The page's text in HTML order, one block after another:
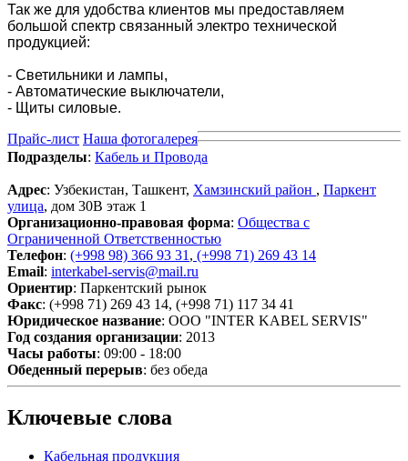
Так же для удобства клиентов мы предоставляем
большой спектр связанный электро технической
продукцией:
- Светильники и лампы,
- Автоматические выключатели,
- Щиты силовые.
Прайс-лист Наша фотогалерея
Подразделы: Кабель и Провода
Адрес: Узбекистан, Ташкент, Хамзинский район , Паркент
улица, дом 30B этаж 1
Организационно-правовая форма: Общества с
Ограниченной Ответственностью
Телефон: (+998 98) 366 93 31 , (+998 71) 269 43 14
Email: interkabel-servis@mail.ru
Ориентир: Паркентский рынок
Факс: (+998 71) 269 43 14, (+998 71) 117 34 41
Юридическое название: OOO "INTER KABEL SERVIS"
Год создания организации: 2013
Часы работы: 09:00 - 18:00
Обеденный перерыв: без обеда
Ключевые слова
Кабельная продукция